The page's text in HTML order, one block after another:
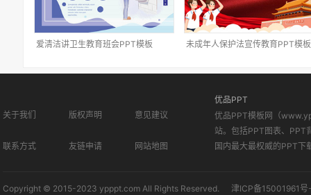
爱清洁讲卫生教育班会PPT模板 未成年人保护法宣传教育PPT模板
关于我们 版权声明 意见建议
联系方式 友链申请 网站地图
优品PPT
优品PPT模板网（
站。包括PPT图表、PPT
国内最大最权威的PPT下
Copyright © 2015-2023 ypppt.com All Rights Reserved. 津ICP备15001961号